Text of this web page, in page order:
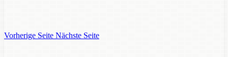
Vorherige Seite Nächste Seite